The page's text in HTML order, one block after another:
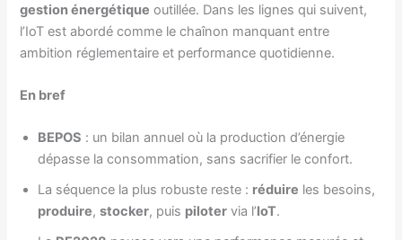
gestion énergétique outillée. Dans les lignes qui suivent,
l’IoT est abordé comme le chaînon manquant entre
ambition réglementaire et performance quotidienne.
En bref
BEPOS : un bilan annuel où la production d’énergie
dépasse la consommation, sans sacrifier le confort.
La séquence la plus robuste reste : réduire les besoins,
produire,stocker, puis piloter via l’IoT.